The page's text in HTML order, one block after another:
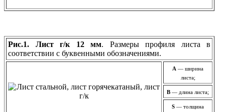
Рис.1. Лист г/к 12 мм. Размеры профиля листа в
соответствии с буквенными обозначениями.
A — ширина
листа;
В — длина листа;
S — толщина